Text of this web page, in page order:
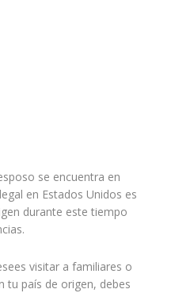
se encuentra en
en Estados Unidos es
durante este tiempo
visitar a familiares o
tu país de origen, debes